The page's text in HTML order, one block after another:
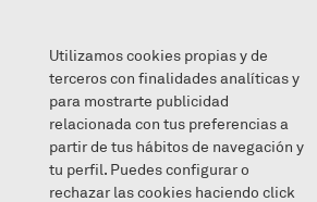
CRISTOBAL BALENTZIAGA
Utilizamos cookies propias y de
terceros con finalidades analíticas y
para mostrarte publicidad
relacionada con tus preferencias a
partir de tus hábitos de navegación y
tu perfil. Puedes configurar o
rechazar las cookies haciendo click